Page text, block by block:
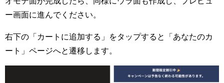
ー画面に進んでください。
右下の「カートに追加する」をタップすると「あなたのカ
ート」ページへと遷移します。